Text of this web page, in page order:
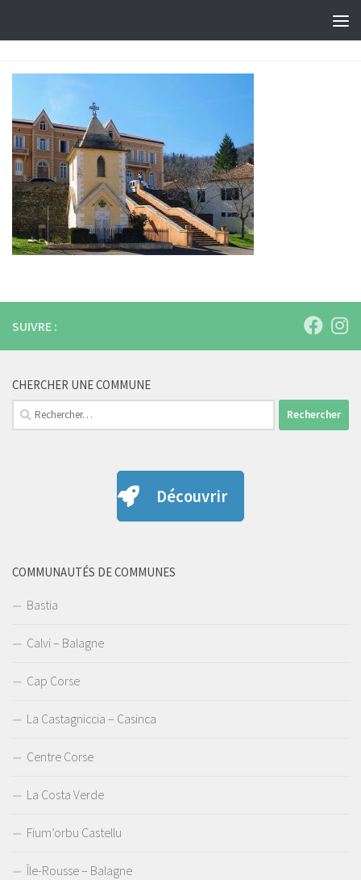
SUIVRE :
CHERCHER UNE COMMUNE
Rechercher :
Découvrir
COMMUNAUTÉS DE COMMUNES
Bastia
Calvi – Balagne
Cap Corse
La Castagniccia – Casinca
Centre Corse
La Costa Verde
Fium’orbu Castellu
Île-Rousse – Balagne